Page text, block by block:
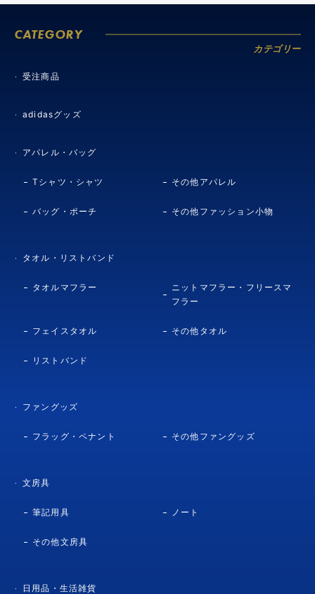
CATEGORY
カテゴリー
受注商品
adidasグッズ
アパレル・バッグ
Tシャツ・シャツ その他アパレル
バッグ・ポーチ その他ファッション小物
タオル・リストバンド
タオルマフラー
ニットマフラー・フリースマ
フラー
フェイスタオル その他タオル
リストバンド
ファングッズ
フラッグ・ペナント その他ファングッズ
文房具
筆記用具 ノート
その他文房具
日用品・生活雑貨